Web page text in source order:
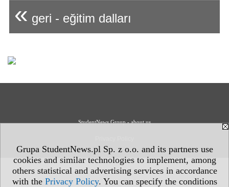
Grupa StudentNews.pl Sp. z o.o. and its partners use
cookies and similar technologies to implement, among
others statistical and advertising services in accordance
with the Privacy Policy. You can specify the conditions
« geri - eğitim dalları
StudentNews Group - about us